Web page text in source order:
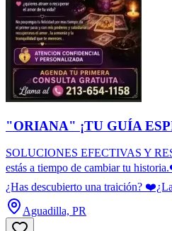
"ORIANA" ¡TU GUÍA
SOLUCIONES EFECTIVAS Y
estás a tiempo de cambiar tu
¿Has descubierto una traición?
Aguadilla, PR